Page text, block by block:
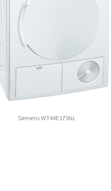
Siemens WT44E175NL